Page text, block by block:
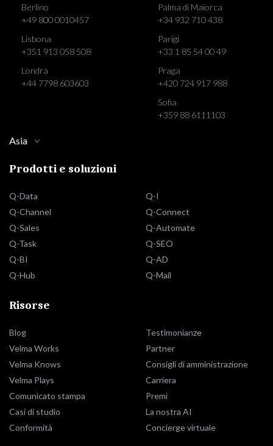
Berlino
+49 800 0010457
Lisbona
+351 913 058 508
Londra
+44 7798 603603
Palma di Maiorca
+34 932 710 438
Parigi
+33 1 85 54 00 49
Praga
+420 724 917 988
Sofia
+359 88 6111103
Asia
Prodotti e soluzioni
Q-Data
Q-Channel
Q-Sales
Q-Task
Q-BI
Q-Hub
Q-I
Q-Connect
Q-Automate
Q-SEO
Q-AD
Q-Mail
Risorse
Blog
Velma Works
Velma Knows
Velma Plays
Comunicato stampa
Casi di studio
Conformità
Testimonianze
Partner
Consigli di amministrazione
Carriera
Premi
La nostra AI
Concierge virtuale